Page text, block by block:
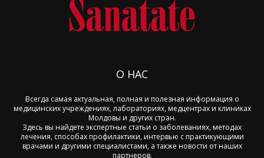
О НАС
Всегда самая актуальная, полная и полезная информация о
медицинских учреждениях, лабораториях, медцентрах и клиниках
Молдовы и других стран.
Здесь вы найдете экспертные статьи о заболеваниях, методах
лечения, способах профилактики, интервью с практикующими
врачами и другими специалистами, а также новости от наших
партнеров.